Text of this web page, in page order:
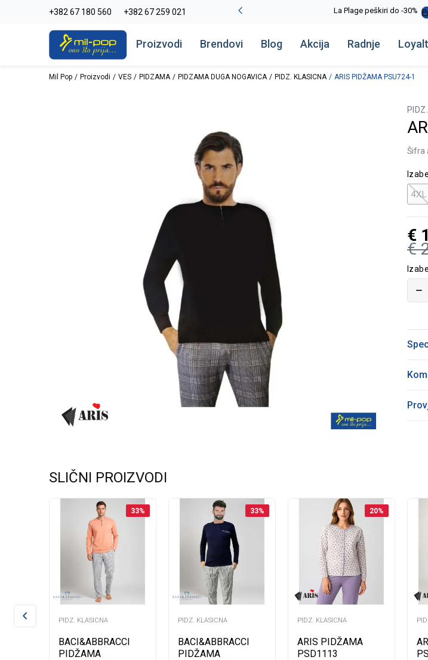
+382 67 180 560 +382 67 259 021
-20% na kompletan asortiman Pogledaj više La Plage peškiri do -30%
Proizvodi Brendovi Blog Akcija Radnje
Mil Pop Proizvodi VES PIDZAMA PIDZAMA DUGA NOGAVICA PIDZ. KLASICNA ARIS PIDŽAMA PSU724-1
Šifra
4XL
€
€
SLIČNI PROIZVODI
33%
PIDZ. KLASICNA
BACI&ABBRACCI
PIDŽAMA
33%
PIDZ. KLASICNA
BACI&ABBRACCI
PIDŽAMA
20%
PIDZ. KLASICNA
ARIS PIDŽAMA
PSD1113